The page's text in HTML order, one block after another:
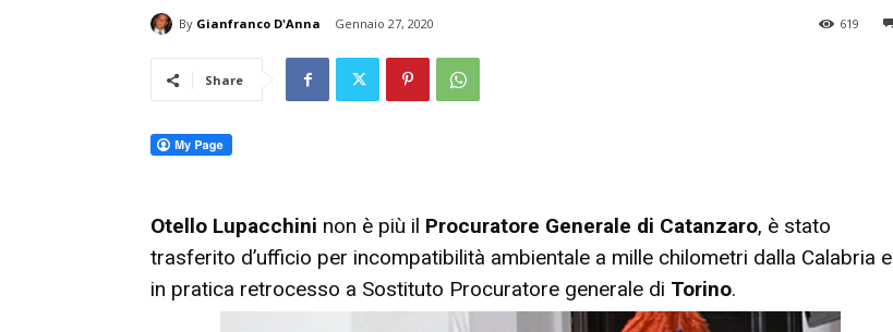
By Gianfranco D'Anna Gennaio 27, 2020 619
Share
Otello Lupacchini non è più il Procuratore Generale di Catanzaro, è stato
trasferito d’ufficio per incompatibilità ambientale a mille chilometri dalla Calabria e
in pratica retrocesso a Sostituto Procuratore generale di Torino.